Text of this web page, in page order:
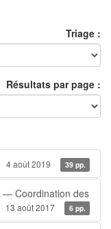
Triage :
Résultats par page :
4 août 2019 39 pp.
— Coordination des
13 août 2017 6 pp.